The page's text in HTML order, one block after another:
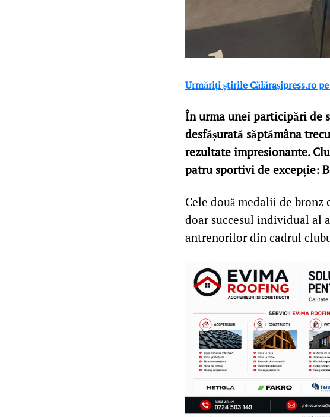
Urmăriți știrile Călărașipress.ro
În urma unei participări de
desfășurată săptămâna
rezultate impresionante.
patru sportivi de excepție:
Cele două medalii de bronz
doar succesul individual al
antrenorilor din cadrul